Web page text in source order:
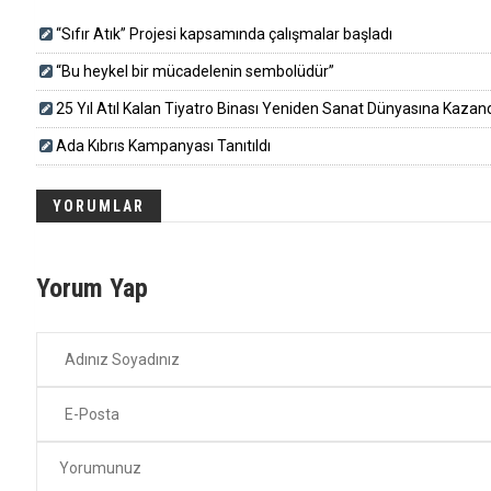
“Sıfır Atık” Projesi kapsamında çalışmalar başladı
“Bu heykel bir mücadelenin sembolüdür”
25 Yıl Atıl Kalan Tiyatro Binası Yeniden Sanat Dünyasına
Ada Kıbrıs Kampanyası Tanıtıldı
YORUMLAR
Yorum Yap